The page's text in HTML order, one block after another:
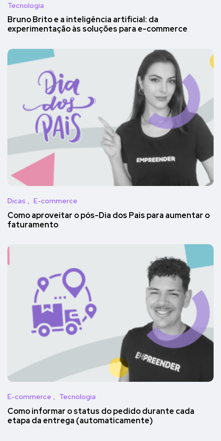
Tecnologia
Bruno Brito e a inteligência artificial: da
experimentação às soluções para e-commerce
Dicas E-commerce
Como aproveitar o pós-Dia dos Pais para aumentar o
faturamento
E-commerce Tecnologia
Como informar o status do pedido durante cada
etapa da entrega (automaticamente)